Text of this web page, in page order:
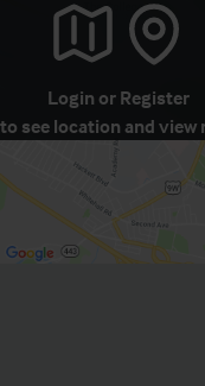
Login or Register
to see location and view